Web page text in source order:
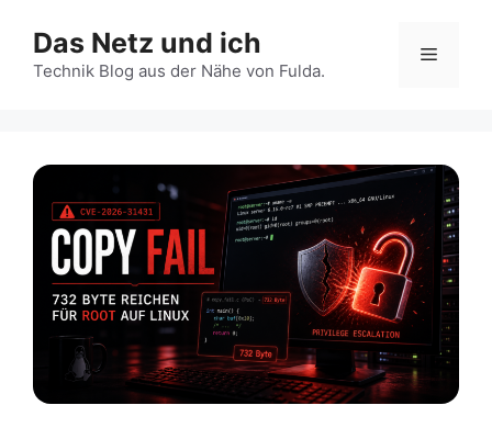
Inhalt
springen
Das Netz und ich
Technik Blog aus der Nähe von Fulda.
Menü